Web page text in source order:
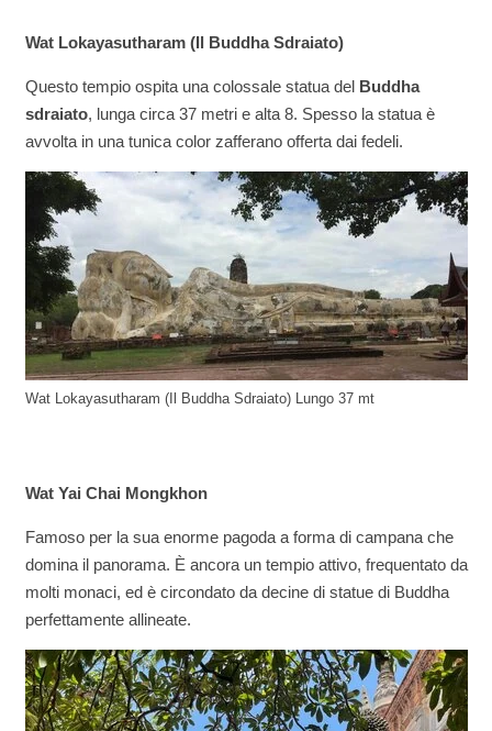
Wat Lokayasutharam (Il Buddha Sdraiato)
Questo tempio ospita una colossale statua del Buddha
sdraiato, lunga circa 37 metri e alta 8. Spesso la statua è
avvolta in una tunica color zafferano offerta dai fedeli.
Wat Lokayasutharam (Il Buddha Sdraiato) Lungo 37 mt
Wat Yai Chai Mongkhon
Famoso per la sua enorme pagoda a forma di campana che
domina il panorama. È ancora un tempio attivo, frequentato da
molti monaci, ed è circondato da decine di statue di Buddha
perfettamente allineate.